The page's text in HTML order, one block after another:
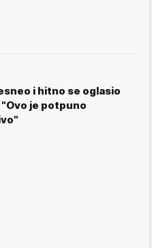
i hitno se oglasio
je potpuno